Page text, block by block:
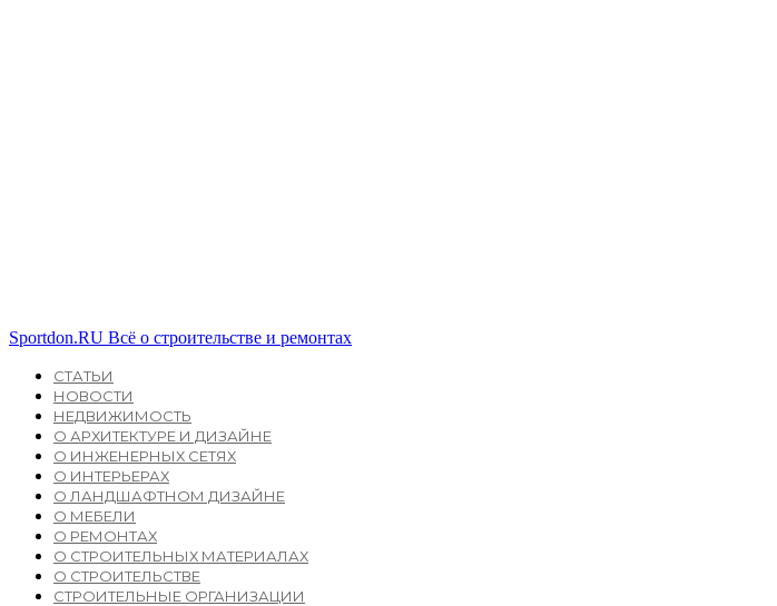
Sportdon.RU Всё о строительстве и ремонтах
СТАТЬИ
НОВОСТИ
НЕДВИЖИМОСТЬ
О АРХИТЕКТУРЕ И ДИЗАЙНЕ
О ИНЖЕНЕРНЫХ СЕТЯХ
О ИНТЕРЬЕРАХ
О ЛАНДШАФТНОМ ДИЗАЙНЕ
О МЕБЕЛИ
О РЕМОНТАХ
О СТРОИТЕЛЬНЫХ МАТЕРИАЛАХ
О СТРОИТЕЛЬСТВЕ
СТРОИТЕЛЬНЫЕ ОРГАНИЗАЦИИ